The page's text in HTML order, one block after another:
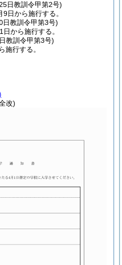
日教訓令甲第2号)
日から施行する。
日教訓令甲第3号)
から施行する。
教訓令甲第3号)
施行する。
改)